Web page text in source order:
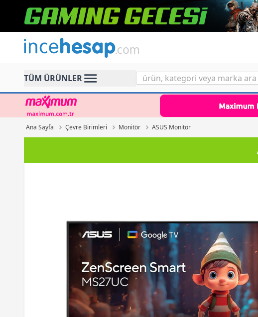
Incehesap
TÜM ÜRÜNLER
Ana Sayfa Çevre Birimleri Monitör ASUS Monitör